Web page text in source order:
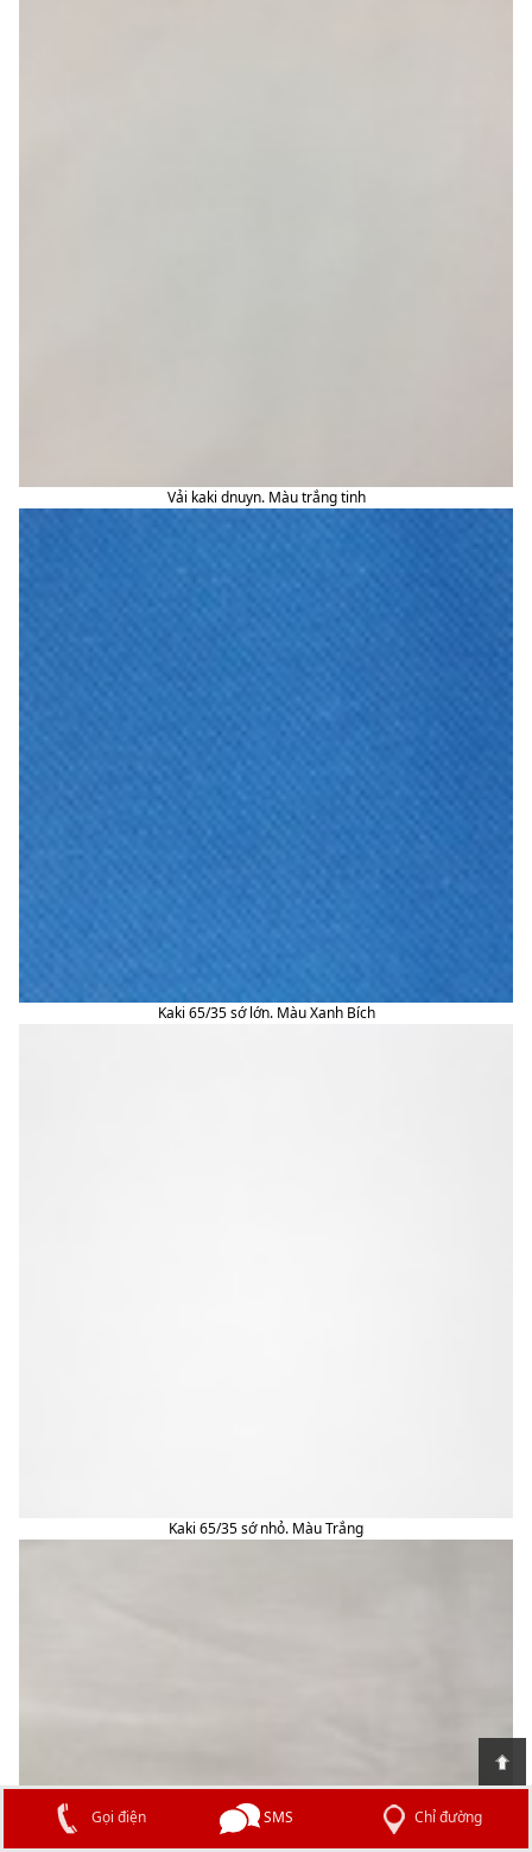
Vải kaki dnuyn. Màu trắng tinh
Kaki 65/35 sớ lớn. Màu Xanh Bích
Kaki 65/35 sớ nhỏ. Màu Trắng
Gọi điện SMS Chỉ đường